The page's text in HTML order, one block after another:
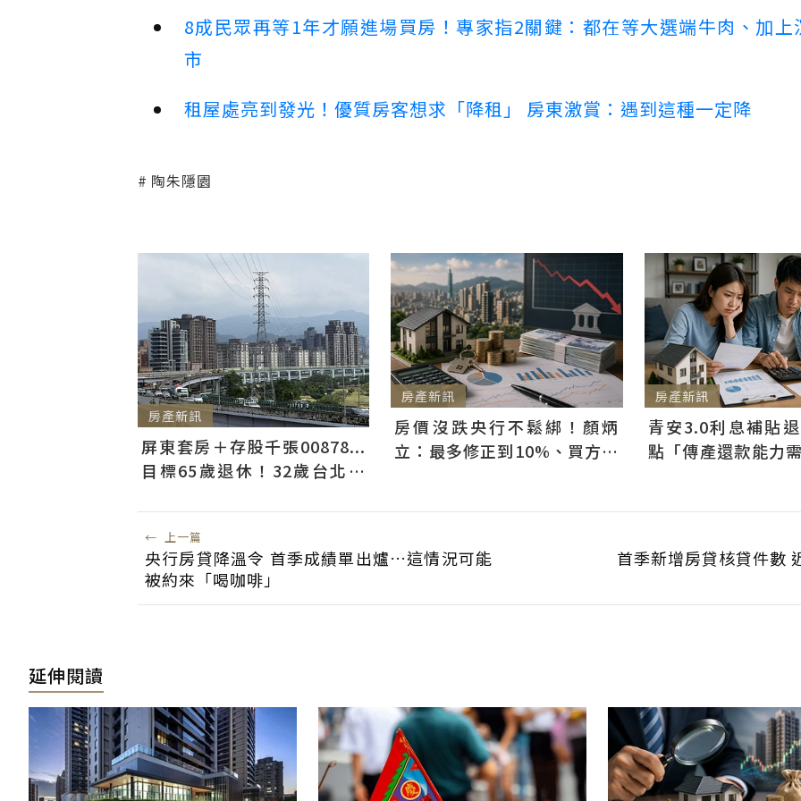
8成民眾再等1年才願進場買房！專家指2關鍵：都在等大選端牛肉、加上
市
租屋處亮到發光！優質房客想求「降租」 房東激賞：遇到這種一定降
陶朱隱園
房產新訊
屏東套房＋存股千張00878...
目標65歲退休！32歲台北人
房產新訊
房價沒跌央行不鬆綁！顏炳
立：最多修正到10%、買方仍
房產新訊
青安3.0利息補貼
點「傳產還款能力
← 上一篇
央行房貸降溫令 首季成績單出爐…這情況可能
被約來「喝咖啡」
首季新增房貸核貸件數
延伸閱讀